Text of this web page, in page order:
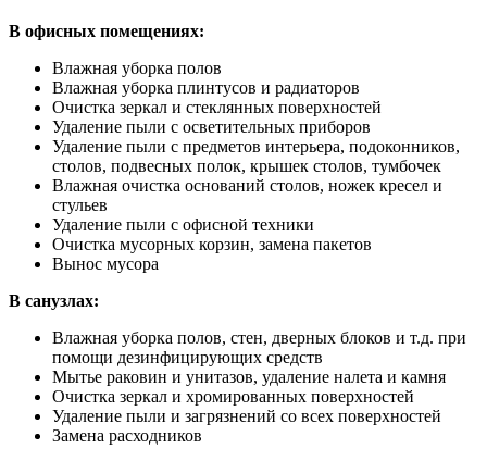
В офисных помещениях:
Влажная уборка полов
Влажная уборка плинтусов и радиаторов
Очистка зеркал и стеклянных поверхностей
Удаление пыли с осветительных приборов
Удаление пыли с предметов интерьера, подоконников,
столов, подвесных полок, крышек столов, тумбочек
Влажная очистка оснований столов, ножек кресел и
стульев
Удаление пыли с офисной техники
Очистка мусорных корзин, замена пакетов
Вынос мусора
В санузлах:
Влажная уборка полов, стен, дверных блоков и т.д. при
помощи дезинфицирующих средств
Мытье раковин и унитазов, удаление налета и камня
Очистка зеркал и хромированных поверхностей
Удаление пыли и загрязнений со всех поверхностей
Замена расходников